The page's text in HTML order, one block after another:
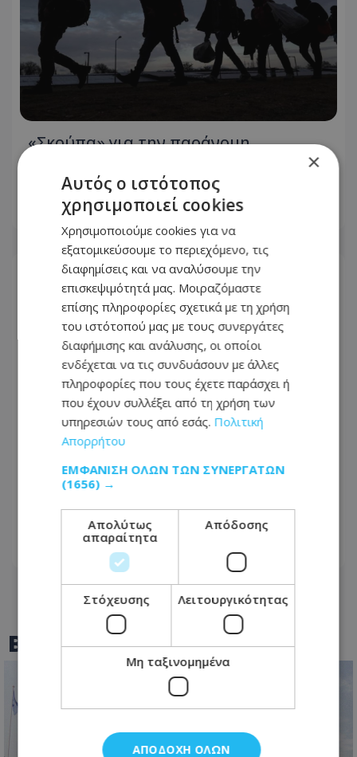
«Σκούπα» για την παράνομη
μετανάστευση - 119 επαναπατρισμοί
σε μία ημέρα
07.08.2026 - 22:19
Μοναχός ο δράστης της απόπειρας
αιχμηρό αντικείμενο
07.08.2026 - 20:53
BEST OFTOTHEMAONLINE
×
Αυτός ο ιστότοπος
χρησιμοποιεί cookies
Χρησιμοποιούμε cookies για να
εξατομικεύσουμε το περιεχόμενο, τις
διαφημίσεις και να αναλύσουμε την
επισκεψιμότητά μας. Μοιραζόμαστε
επίσης πληροφορίες σχετικά με τη χρήση
του ιστότοπού μας με τους συνεργάτες
διαφήμισης και ανάλυσης, οι οποίοι
ενδέχεται να τις συνδυάσουν με άλλες
πληροφορίες που τους έχετε παράσχει ή
που έχουν συλλέξει από τη χρήση των
υπηρεσιών τους από εσάς. Πολιτική
Απορρήτου
ΕΜΦΆΝΙΣΗ ΌΛΩΝ ΤΩΝ ΣΥΝΕΡΓΑΤΏΝ
(1656) →
Απολύτως
απαραίτητα
Απόδοσης
Στόχευσης Λειτουργικότητας
Μη ταξινομημένα
ΑΠΟΔΟΧΉ ΌΛΩΝ